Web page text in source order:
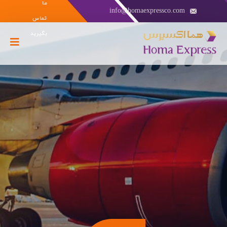
info@homaexpressco.com
ما
تماس
بگیرید